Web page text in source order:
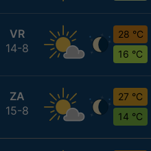
VR
14-8
28 °C
16 °C
ZA
15-8
27 °C
14 °C